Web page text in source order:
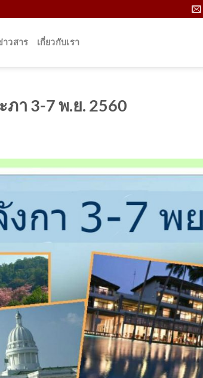
าวสาร เกี่ยวกับเรา
ภา 3-7 พ.ย. 2560